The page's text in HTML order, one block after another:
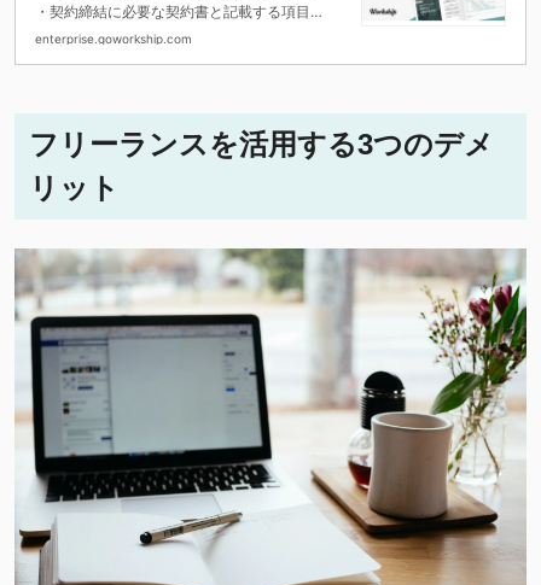
・契約締結に必要な契約書と記載する項目
・契約書 作成チェックリスト
enterprise.goworkship.com
フリーランスを活用する3つのデメ
リット